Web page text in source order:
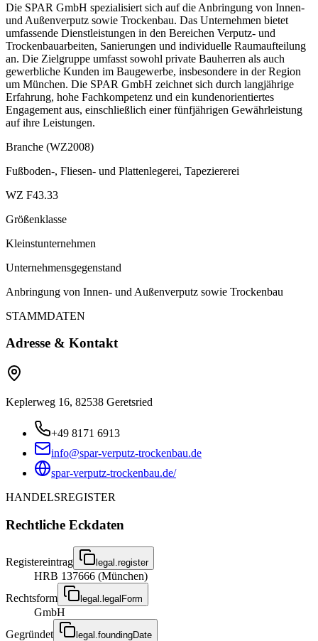
Die SPAR GmbH spezialisiert sich auf die Anbringung von Innen-
und Außenverputz sowie Trockenbau. Das Unternehmen bietet
umfassende Dienstleistungen in den Bereichen Verputz- und
Trockenbauarbeiten, Sanierungen und individuelle Raumaufteilung
an. Die Zielgruppe umfasst sowohl private Bauherren als auch
gewerbliche Kunden im Baugewerbe, insbesondere in der Region
um München. Die SPAR GmbH zeichnet sich durch langjährige
Erfahrung, hohe Fachkompetenz und ein kundenorientiertes
Engagement aus, einschließlich einer fünfjährigen Gewährleistung
auf ihre Leistungen.
Branche (WZ2008)
Fußboden-, Fliesen- und Plattenlegerei, Tapeziererei
WZ F43.33
Größenklasse
Kleinstunternehmen
Unternehmensgegenstand
Anbringung von Innen- und Außenverputz sowie Trockenbau
STAMMDATEN
Adresse & Kontakt
Keplerweg 16, 82538 Geretsried
+49 8171 6913
info@spar-verputz-trockenbau.de
spar-verputz-trockenbau.de/
HANDELSREGISTER
Rechtliche Eckdaten
Registereintrag legal.register
HRB 137666 (München)
Rechtsform
legal.legalForm
GmbH
Gegründet
legal.foundingDate